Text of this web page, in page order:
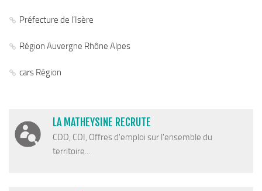
Préfecture de l’Isère
Région Auvergne Rhône Alpes
cars Région
LA MATHEYSINE RECRUTE
CDD, CDI, Offres d'emploi sur l'ensemble du
territoire...